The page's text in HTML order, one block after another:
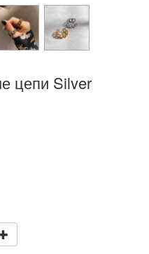
цепи Silver